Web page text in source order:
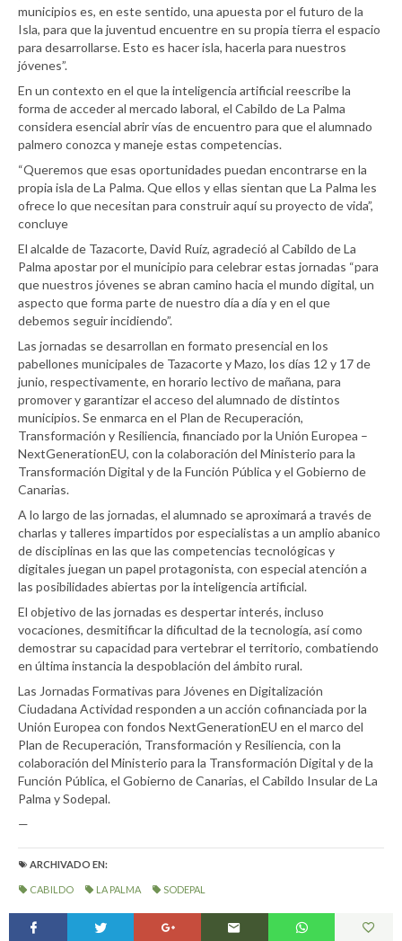
municipios es, en este sentido, una apuesta por el futuro de la
Isla, para que la juventud encuentre en su propia tierra el espacio
para desarrollarse. Esto es hacer isla, hacerla para nuestros
jóvenes”.
En un contexto en el que la inteligencia artificial reescribe la
forma de acceder al mercado laboral, el Cabildo de La Palma
considera esencial abrir vías de encuentro para que el alumnado
palmero conozca y maneje estas competencias.
“Queremos que esas oportunidades puedan encontrarse en la
propia isla de La Palma. Que ellos y ellas sientan que La Palma les
ofrece lo que necesitan para construir aquí su proyecto de vida”,
concluye
El alcalde de Tazacorte, David Ruíz, agradeció al Cabildo de La
Palma apostar por el municipio para celebrar estas jornadas “para
que nuestros jóvenes se abran camino hacia el mundo digital, un
aspecto que forma parte de nuestro día a día y en el que
debemos seguir incidiendo”.
Las jornadas se desarrollan en formato presencial en los
pabellones municipales de Tazacorte y Mazo, los días 12 y 17 de
junio, respectivamente, en horario lectivo de mañana, para
promover y garantizar el acceso del alumnado de distintos
municipios. Se enmarca en el Plan de Recuperación,
Transformación y Resiliencia, financiado por la Unión Europea –
NextGenerationEU, con la colaboración del Ministerio para la
Transformación Digital y de la Función Pública y el Gobierno de
Canarias.
A lo largo de las jornadas, el alumnado se aproximará a través de
charlas y talleres impartidos por especialistas a un amplio abanico
de disciplinas en las que las competencias tecnológicas y
digitales juegan un papel protagonista, con especial atención a
las posibilidades abiertas por la inteligencia artificial.
El objetivo de las jornadas es despertar interés, incluso
vocaciones, desmitificar la dificultad de la tecnología, así como
demostrar su capacidad para vertebrar el territorio, combatiendo
en última instancia la despoblación del ámbito rural.
Las Jornadas Formativas para Jóvenes en Digitalización
Ciudadana Actividad responden a un acción cofinanciada por la
Unión Europea con fondos NextGenerationEU en el marco del
Plan de Recuperación, Transformación y Resiliencia, con la
colaboración del Ministerio para la Transformación Digital y de la
Función Pública, el Gobierno de Canarias, el Cabildo Insular de La
Palma y Sodepal.
—
ARCHIVADO EN:
CABILDO LA PALMA SODEPAL